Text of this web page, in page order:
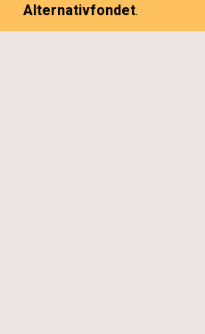
Alternativfondet.